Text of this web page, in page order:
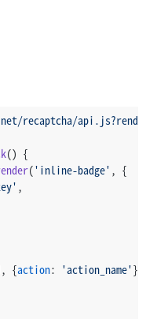
recaptcha/
() {
('inline-badge' , {
,
{action: 'action_name'